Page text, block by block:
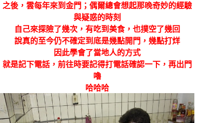
之後，雲每年來到金門；偶爾總會想起那晚奇妙的經驗
與疑惑的時刻
自己來探險了幾次，有吃到美食，也撲空了幾回
說真的至今仍不確定到底是幾點開門，幾點打烊
因此學會了當地人的方式
就是記下電話，前往時要記得打電話確認一下，再出門
嚕
哈哈哈